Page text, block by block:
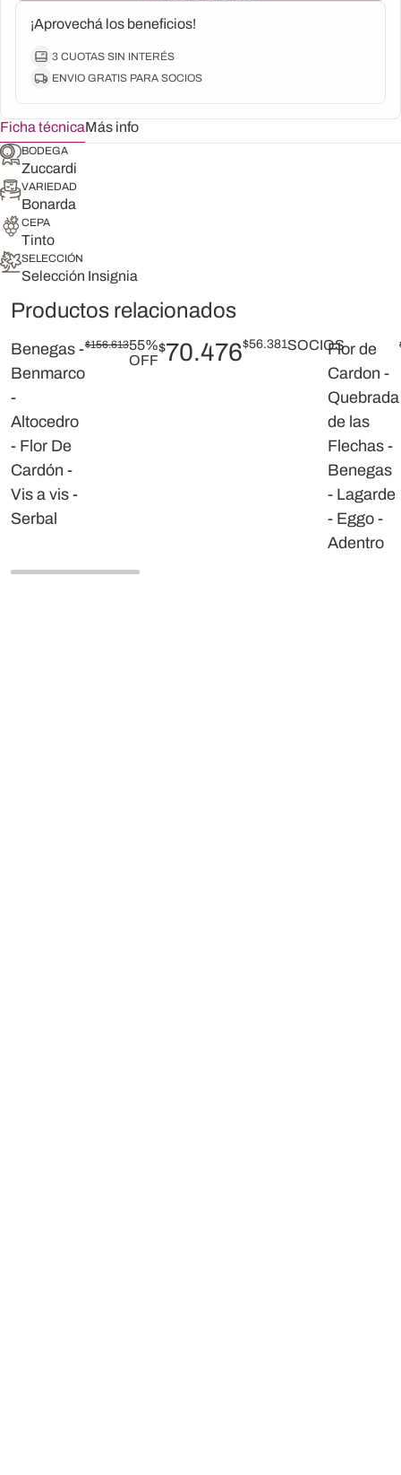
¡Aprovechá los beneficios!
3 CUOTAS SIN INTERÉS
ENVIO GRATIS PARA SOCIOS
Ficha técnicaMás info
BODEGA
Zuccardi
VARIEDAD
Bonarda
CEPA
Tinto
SELECCIÓN
Selección Insignia
Productos relacionados
Benegas -
Benmarco
-
Altocedro
- Flor De
Cardón -
Vis a vis -
Serbal
$156.61355%
OFF
$70.476$56.381SOCIOSFlor de
Cardon -
Quebrada
de las
Flechas -
Benegas
- Lagarde
- Eggo -
Adentro